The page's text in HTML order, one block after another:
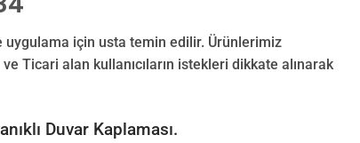
uygulama için usta temin edilir. Ürünlerimiz
Ticari alan kullanıcıların istekleri dikkate alınarak
Duvar Kaplaması.